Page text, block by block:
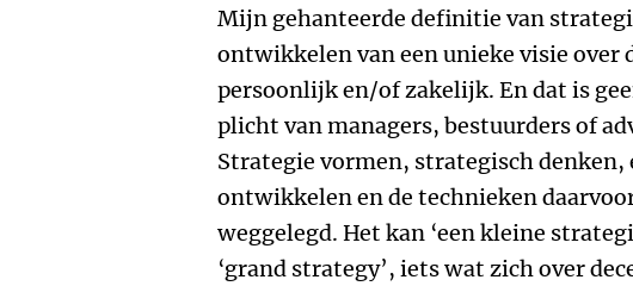
Mijn gehanteerde definitie van
ontwikkelen van een unieke visie over
persoonlijk en/of zakelijk. En dat is
plicht van managers, bestuurders of
Strategie vormen, strategisch denken,
ontwikkelen en de technieken
weggelegd. Het kan ‘een kleine
‘grand strategy’, iets wat zich over